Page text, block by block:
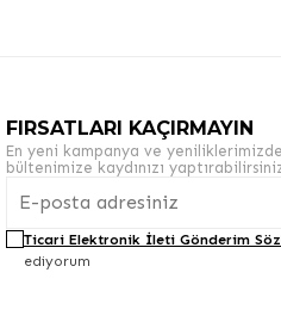
FIRSATLARI KAÇIRMAYIN
En yeni kampanya ve
bültenimize kaydınızı
Ticari Elektronik İleti Gönderim
ediyorum